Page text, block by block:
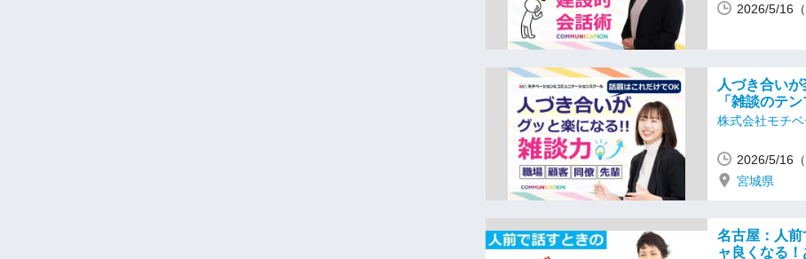
2026/5/16（
人づき合い
「雑談のテ
株式会社モチ
2026/5/16（
宮城県
名古屋：人
ャ良くなる